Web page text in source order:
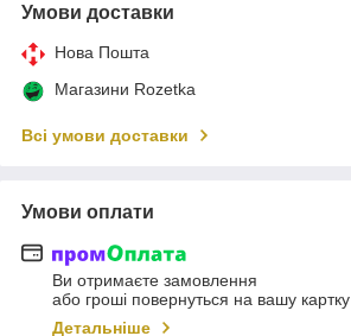
Умови доставки
Нова Пошта
Магазини Rozetka
Всі умови доставки
Умови оплати
Ви отримаєте замовлення
або гроші повернуться на вашу картку
Детальніше